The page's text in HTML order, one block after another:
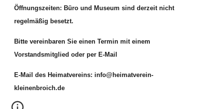
Öffnungszeiten: Büro und Museum sind derzeit nicht
regelmäßig besetzt.
Bitte vereinbaren Sie einen Termin mit einem
Vorstandsmitglied oder per E-Mail
E-Mail des Heimatvereins: info@heimatverein-
kleinenbroich.de